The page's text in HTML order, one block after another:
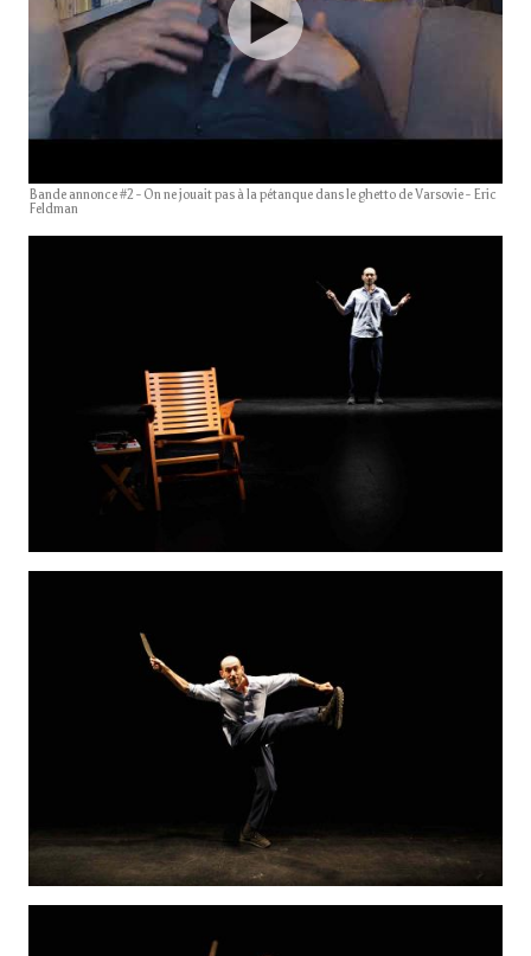
Bande annonce #2 - On ne jouait pas à la pétanque dans le ghetto de Varsovie - Eric
Feldman